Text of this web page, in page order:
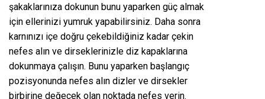
şakaklarınıza dokunun bunu yaparken güç almak
için ellerinizi yumruk yapabilirsiniz. Daha sonra
karnınızı içe doğru çekebildiğiniz kadar çekin
nefes alın ve dirseklerinizle diz kapaklarına
dokunmaya çalışın. Bunu yaparken başlangıç
pozisyonunda nefes alın dizler ve dirsekler
birbirine değecek olan noktada nefes verin.